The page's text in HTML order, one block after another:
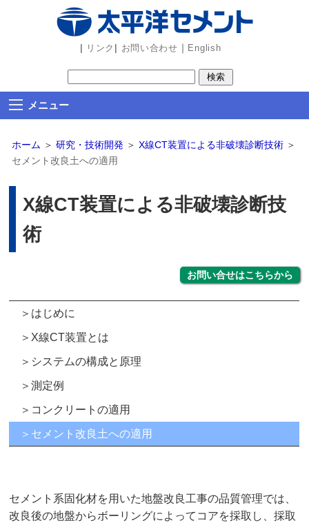
ン
み
ま
| リンク | お問い合わせ ｜ English
メニュー
ホーム ＞ 研究・技術開発 ＞ X線CT装置による非破壊診断技術 ＞
セメント改良土への適用
X線CT装置による非破壊診断技
術
お問い合せはこちらから
＞はじめに
＞X線CT装置とは
＞システムの構成と原理
＞測定例
＞コンクリートの適用
＞セメント改良土への適用
セメント系固化材を用いた地盤改良工事の品質管理では、
改良後の地盤からボーリングによってコアを採取し、採取